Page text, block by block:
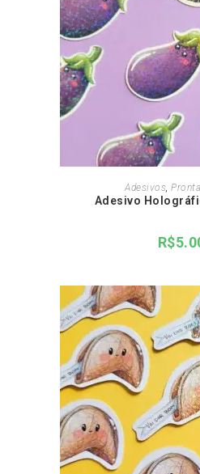
ADICIONAR AO
Adesivos
Adesivo
R$